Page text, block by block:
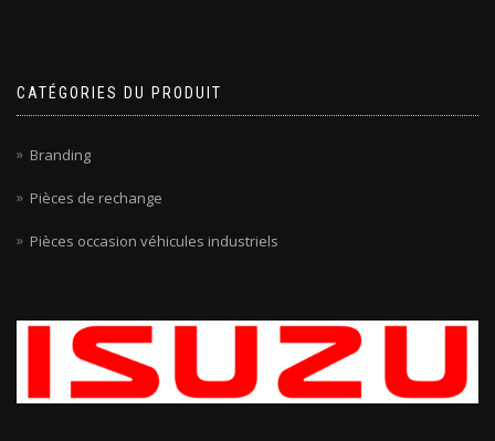
CATÉGORIES DU PRODUIT
Branding
Pièces de rechange
Pièces occasion véhicules industriels